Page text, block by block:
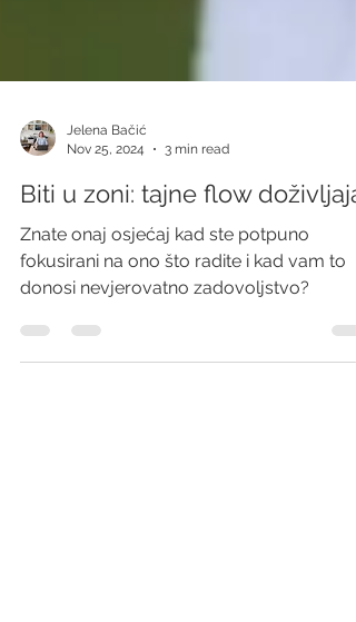
Jelena Bačić
Nov 25, 2024
3 min read
Biti u zoni: tajne flow doživljaja
Znate onaj osjećaj kad ste potpuno
donosi nevjerovatno zadovoljstvo?